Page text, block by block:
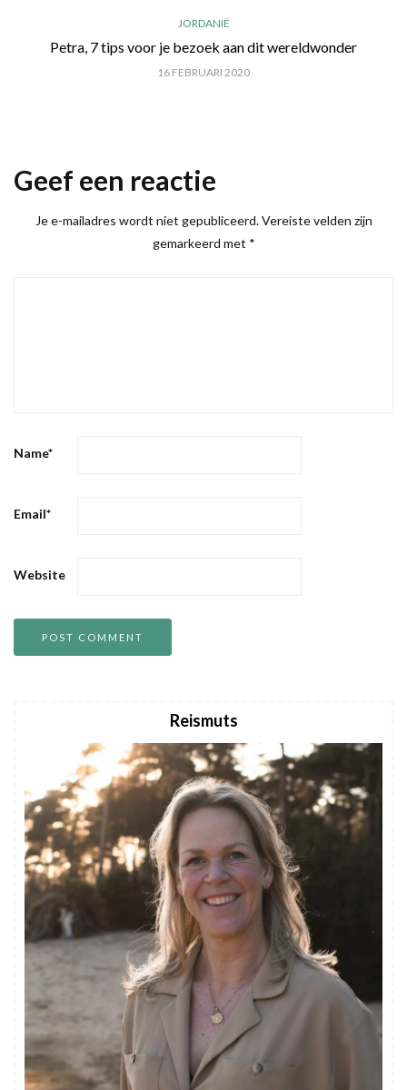
JORDANIË
Petra, 7 tips voor je bezoek aan dit wereldwonder
16 FEBRUARI 2020
Geef een reactie
Je e-mailadres wordt niet gepubliceerd. Vereiste velden zijn
gemarkeerd met *
Name*
Email*
Website
Reismuts